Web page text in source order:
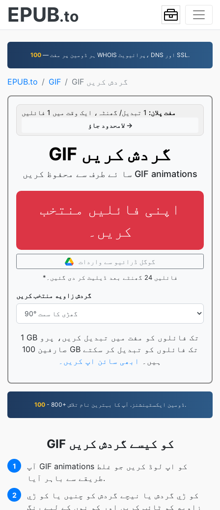
EPUB.to
100 — ہر ڈومین پر مفت WHOIS پرائیویٹ، DNS اور SSL.
EPUB.to GIF GIF گردش کریں
مفت پلان:
لامحدود جاؤ →
GIF گردش کریں
سا ئے طرف سے محفوظ کریں GIF animations
اپنی فائلیں منتخب
کریں۔
گوگل ڈرائیو سے واردات
*فائلیں 24 گھنٹے بعد ڈیلیٹ کر دی گئیں۔
گردش زاويه منتخب کريں
1 GB تک فائلوں کو مفت میں تبدیل کریں، پرو
صارفین 100 GB تک فائلوں کو تبدیل کر سکتے
ہیں۔ ابھی سائن اپ کریں۔
100 - 800+ ڈومین ایکسٹینشنز. آپ کا بہترین نام تلاش.
GIF کو کیسے گردش کریں
1
آپ GIF animations کو اپ لوڈ کریں جو غلط
طریقے سے باہر آیا.
2
کو ڑي گردش يا نيچے گردش کو چنيں يا کو ڑي
زاويه کو ٹائپ کريں اور کو نوں کے ليے رنگ